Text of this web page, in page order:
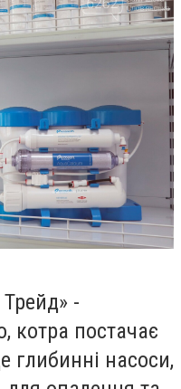
-
, котра постачає
глибинні насоси,